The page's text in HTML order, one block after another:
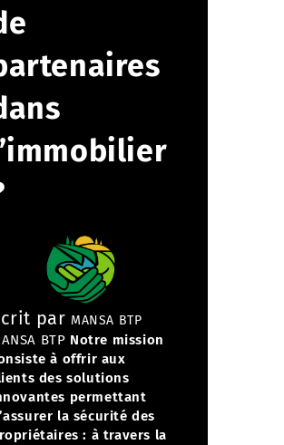
par MANSA BTP
BTP Notre mission
à offrir aux
des solutions
permettant
la sécurité des
: à travers la